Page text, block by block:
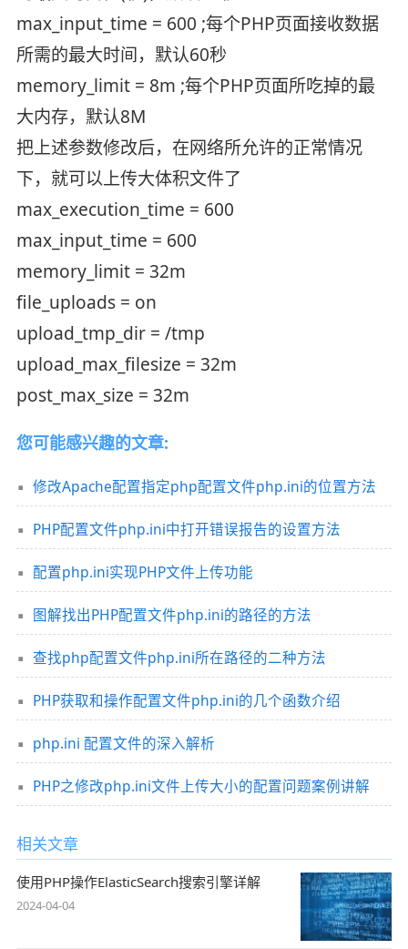
max_input_time = 600 ;每个PHP页面接收数据
所需的最大时间，默认60秒
memory_limit = 8m ;每个PHP页面所吃掉的最
大内存，默认8M
把上述参数修改后，在网络所允许的正常情况
下，就可以上传大体积文件了
max_execution_time = 600
max_input_time = 600
memory_limit = 32m
file_uploads = on
upload_tmp_dir = /tmp
upload_max_filesize = 32m
post_max_size = 32m
您可能感兴趣的文章:
修改Apache配置指定php配置文件php.ini的位置方法
PHP配置文件php.ini中打开错误报告的设置方法
配置php.ini实现PHP文件上传功能
图解找出PHP配置文件php.ini的路径的方法
查找php配置文件php.ini所在路径的二种方法
PHP获取和操作配置文件php.ini的几个函数介绍
php.ini 配置文件的深入解析
PHP之修改php.ini文件上传大小的配置问题案例讲解
相关文章
使用PHP操作ElasticSearch搜索引擎详解
2024-04-04